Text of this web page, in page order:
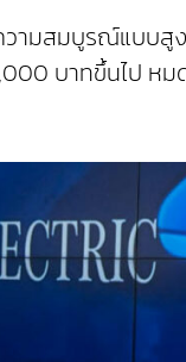
ามสมบูรณ์แบบ
บาทขึ้นไป หม